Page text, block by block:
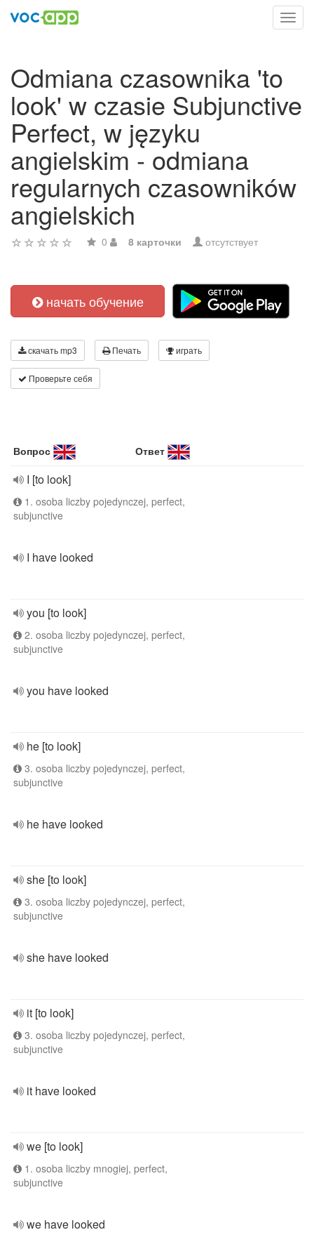
Odmiana czasownika 'to
look' w czasie Subjunctive
Perfect, w języku
angielskim - odmiana
regularnych czasowników
angielskich
0 8 карточки отсутствует
начать обучение
скачать mp3 Печать играть
Проверьте себя
Вопрос Ответ
I [to look]
1. osoba liczby pojedynczej, perfect,
subjunctive
I have looked
you [to look]
2. osoba liczby pojedynczej, perfect,
subjunctive
you have looked
he [to look]
3. osoba liczby pojedynczej, perfect,
subjunctive
he have looked
she [to look]
3. osoba liczby pojedynczej, perfect,
subjunctive
she have looked
it [to look]
3. osoba liczby pojedynczej, perfect,
subjunctive
it have looked
we [to look]
1. osoba liczby mnogiej, perfect,
subjunctive
we have looked